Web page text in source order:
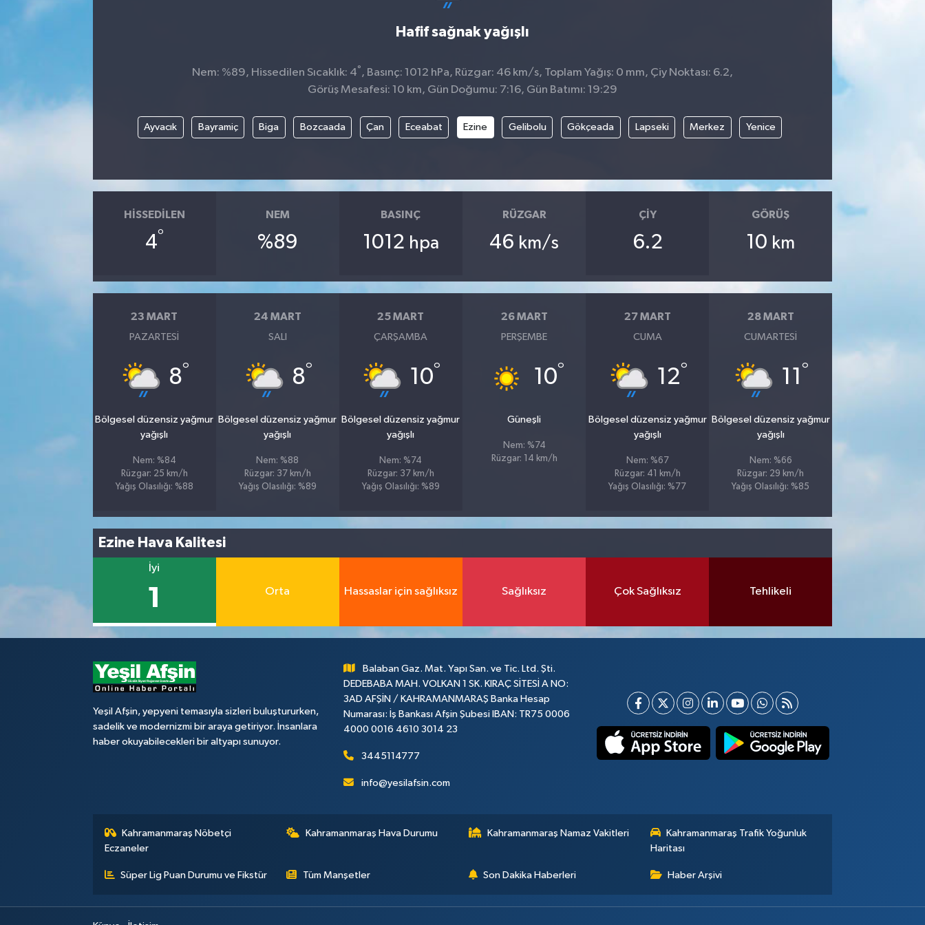
Hafif sağnak yağışlı
Nem: %89, Hissedilen Sıcaklık: 4°, Basınç: 1012 hPa, Rüzgar: 46 km/s, Toplam Yağış: 0 mm, Çiy Noktası: 6.2,
Görüş Mesafesi: 10 km, Gün Doğumu: 7:16, Gün Batımı: 19:29
Ayvacık Bayramiç Biga Bozcaada Çan Eceabat Ezine Gelibolu Gökçeada Lapseki Merkez Yenice
HISSEDILEN
4°
NEM
%89
BASINÇ
1012 hpa
RÜZGAR
46 km/s
ÇIY
6.2
GÖRÜŞ
10 km
23 MART
PAZARTESI
8°
Bölgesel düzensiz yağmur
yağışlı
Nem: %84
Rüzgar: 25 km/h
Yağış Olasılığı: %88
24 MART
SALI
8°
Bölgesel düzensiz yağmur
yağışlı
Nem: %88
Rüzgar: 37 km/h
Yağış Olasılığı: %89
25 MART
ÇARŞAMBA
10°
Bölgesel düzensiz yağmur
yağışlı
Nem: %74
Rüzgar: 37 km/h
Yağış Olasılığı: %89
26 MART
PERŞEMBE
10°
Güneşli
Nem: %74
Rüzgar: 14 km/h
27 MART
CUMA
12°
Bölgesel düzensiz yağmur
yağışlı
Nem: %67
Rüzgar: 41 km/h
Yağış Olasılığı: %77
28 MART
CUMARTESI
11 °
Bölgesel düzensiz yağmur
yağışlı
Nem: %66
Rüzgar: 29 km/h
Yağış Olasılığı: %85
Ezine Hava Kalitesi
İyi
1 Orta Hassaslar için sağlıksız Sağlıksız Çok Sağlıksız Tehlikeli
Yeşil Afşin, yepyeni temasıyla sizleri buluştururken,
sadelik ve modernizmi bir araya getiriyor. İnsanlara
haber okuyabilecekleri bir altyapı sunuyor.
Balaban Gaz. Mat. Yapı San. ve Tic. Ltd. Şti.
DEDEBABA MAH. VOLKAN 1 SK. KIRAÇ SİTESİ A NO:
3AD AFŞİN / KAHRAMANMARAŞ Banka Hesap
Numarası: İş Bankası Afşin Şubesi IBAN: TR75 0006
4000 0016 4610 3014 23
3445114777
info@yesilafsin.com
Kahramanmaraş Nöbetçi
Eczaneler
Kahramanmaraş Hava Durumu Kahramanmaraş Namaz Vakitleri
Kahramanmaraş Trafik Yoğunluk
Haritası
Süper Lig Puan Durumu ve Fikstür Tüm Manşetler Son Dakika Haberleri Haber Arşivi